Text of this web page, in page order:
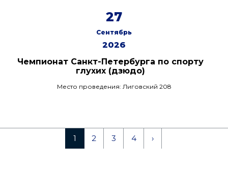
27
Сентябрь
2026
Чемпионат Санкт-Петербурга по спорту
глухих (дзюдо)
Место проведения: Лиговский 208
1 2 3 4 ›